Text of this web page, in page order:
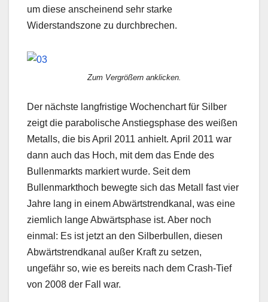
um diese anscheinend sehr starke
Widerstandszone zu durchbrechen.
Zum Vergrößern anklicken.
Der nächste langfristige Wochenchart für Silber
zeigt die parabolische Anstiegsphase des weißen
Metalls, die bis April 2011 anhielt. April 2011 war
dann auch das Hoch, mit dem das Ende des
Bullenmarkts markiert wurde. Seit dem
Bullenmarkthoch bewegte sich das Metall fast vier
Jahre lang in einem Abwärtstrendkanal, was eine
ziemlich lange Abwärtsphase ist. Aber noch
einmal: Es ist jetzt an den Silberbullen, diesen
Abwärtstrendkanal außer Kraft zu setzen,
ungefähr so, wie es bereits nach dem Crash-Tief
von 2008 der Fall war.